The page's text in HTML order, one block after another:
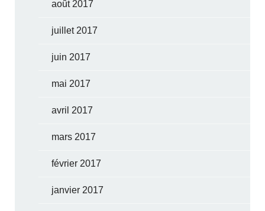
août 2017
juillet 2017
juin 2017
mai 2017
avril 2017
mars 2017
février 2017
janvier 2017